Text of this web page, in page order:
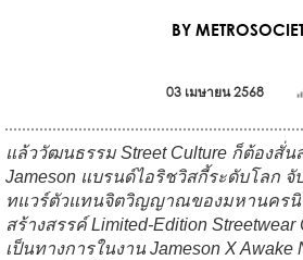
BY
03 เมษายน 2568
แล้ววัฒนธรรม Street Culture ก็ต้องสั่น
Jameson แบรนด์ไอริชวิสกี้ระดับโลก จั
ทแวร์ตัวแทนจิตวิญญาณของมหานครนิ
สร้างสรรค์ Limited-Edition
เป็นทางการในงาน Jameson X Awake